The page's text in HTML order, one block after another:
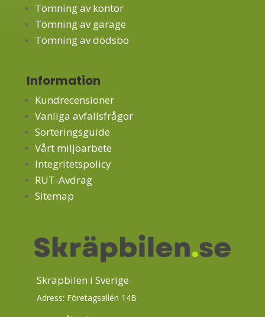
Tömning av kontor
Tömning av garage
Tömning av dödsbo
Information
Kundrecensioner
Vanliga avfallsfrågor
Sorteringsguide
Vårt miljöarbete
Integritetspolicy
RUT-Avdrag
Sitemap
Skräpbilen i Sverige
Adress: Företagsallén 14B